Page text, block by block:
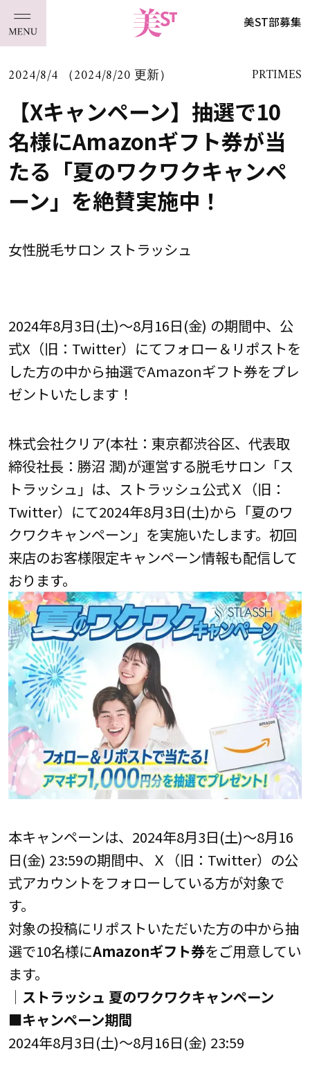
美ST部募集
2024/8/4 （2024/8/20 更新） PRTIMES
【Xキャンペーン】抽選で10
名様にAmazonギフト券が当
たる「夏のワクワクキャンペ
ーン」を絶賛実施中！
女性脱毛サロン ストラッシュ
2024年8月3日(土)～8月16日(金) の期間中、公
式X（旧：Twitter）にてフォロー＆リポストを
した方の中から抽選でAmazonギフト券をプレ
ゼントいたします！
株式会社クリア(本社：東京都渋谷区、代表取
締役社長：勝沼 潤)が運営する脱毛サロン「ス
トラッシュ」は、ストラッシュ公式Ｘ（旧：
Twitter）にて2024年8月3日(土)から「夏のワ
クワクキャンペーン」を実施いたします。初回
来店のお客様限定キャンペーン情報も配信して
おります。
本キャンペーンは、2024年8月3日(土)～8月16
日(金) 23:59の期間中、Ｘ（旧：Twitter）の公
式アカウントをフォローしている方が対象で
す。
対象の投稿にリポストいただいた方の中から抽
選で10名様にAmazonギフト券をご用意してい
ます。
│ストラッシュ 夏のワクワクキャンペーン
■キャンペーン期間
2024年8月3日(土)～8月16日(金) 23:59